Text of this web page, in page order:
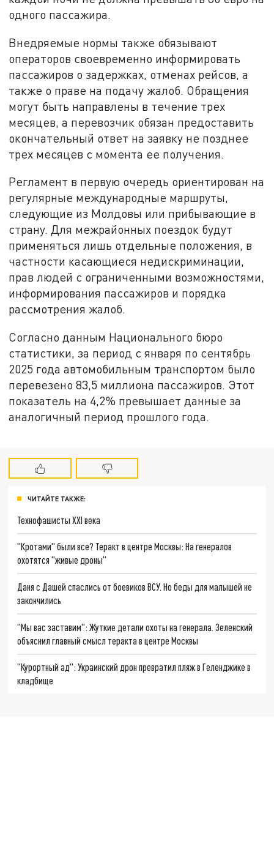
одного пассажира.
Внедряемые нормы также обязывают
операторов своевременно информировать
пассажиров о задержках, отменах рейсов, а
также о праве на подачу жалоб. Обращения
могут быть направлены в течение трех
месяцев, а перевозчик обязан предоставить
окончательный ответ на заявку не позднее
трех месяцев с момента ее получения.
Регламент в первую очередь ориентирован на
регулярные международные маршруты,
следующие из Молдовы или прибывающие в
страну. Для межрайонных поездок будут
применяться лишь отдельные положения, в
частности касающиеся недискриминации,
прав людей с ограниченными возможностями,
информирования пассажиров и порядка
рассмотрения жалоб.
Согласно данным Национального бюро
статистики, за период с января по сентябрь
2025 года автомобильным транспортом было
перевезено 83,5 миллиона пассажиров. Этот
показатель на 4,2% превышает данные за
аналогичный период прошлого года.
ЧИТАЙТЕ ТАКЖЕ:
Технофашисты XXI века
"Кротами" были все? Теракт в центре Москвы: На генералов
охотятся "живые дроны"
Даня с Дашей спаслись от боевиков ВСУ. Но беды для малышей не
закончились
"Мы вас заставим": Жуткие детали охоты на генерала. Зеленский
объяснил главный смысл теракта в центре Москвы
"Курортный ад": Украинский дрон превратил пляж в Геленджике в
кладбище